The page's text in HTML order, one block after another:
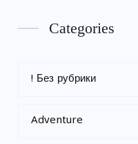
Categories
! Без рубрики
Adventure